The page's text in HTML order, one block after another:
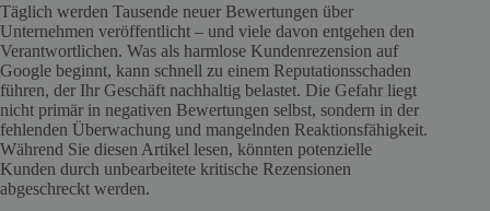
Täglich werden Tausende neuer Bewertungen über
Unternehmen veröffentlicht – und viele davon entgehen den
Verantwortlichen. Was als harmlose Kundenrezension auf
Google beginnt, kann schnell zu einem Reputationsschaden
führen, der Ihr Geschäft nachhaltig belastet. Die Gefahr liegt
nicht primär in negativen Bewertungen selbst, sondern in der
fehlenden Überwachung und mangelnden Reaktionsfähigkeit.
Während Sie diesen Artikel lesen, könnten potenzielle
Kunden durch unbearbeitete kritische Rezensionen
abgeschreckt werden.